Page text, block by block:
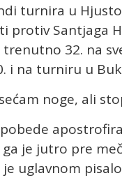
turnira u
protiv Santjaga
32. na
i na turniru u
noge, ali
ga je jutro pre
uglavnom